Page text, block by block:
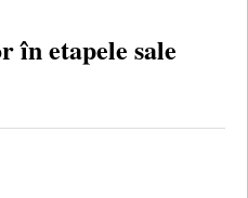
etapele sale